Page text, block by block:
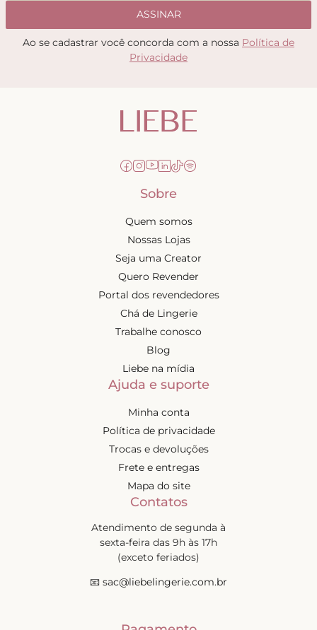
ASSINAR
Ao se cadastrar você concorda com a nossa Política de
Privacidade
Sobre
Quem somos
Nossas Lojas
Seja uma Creator
Quero Revender
Portal dos revendedores
Chá de Lingerie
Trabalhe conosco
Blog
Liebe na mídia
Ajuda e suporte
Minha conta
Política de privacidade
Trocas e devoluções
Frete e entregas
Mapa do site
Contatos
Atendimento de segunda à
sexta-feira das 9h às 17h
(exceto feriados)
📧 sac@liebelingerie.com.br